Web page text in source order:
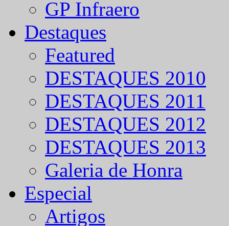
GP Infraero
Destaques
Featured
DESTAQUES 2010
DESTAQUES 2011
DESTAQUES 2012
DESTAQUES 2013
Galeria de Honra
Especial
Artigos